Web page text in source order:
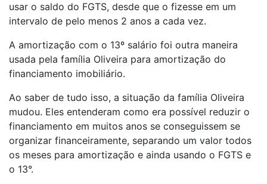
usar o saldo do FGTS, desde que o fizesse em um
intervalo de pelo menos 2 anos a cada vez.
A amortização com o 13º salário foi outra maneira
usada pela família Oliveira para amortização do
financiamento imobiliário.
Ao saber de tudo isso, a situação da família Oliveira
mudou. Eles entenderam como era possível reduzir o
financiamento em muitos anos se conseguissem se
organizar financeiramente, separando um valor todos
os meses para amortização e ainda usando o FGTS e
o 13°.